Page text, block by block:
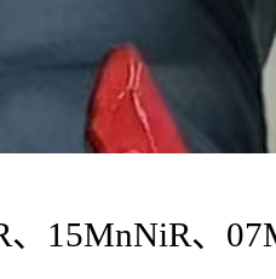
、15MnNiR、